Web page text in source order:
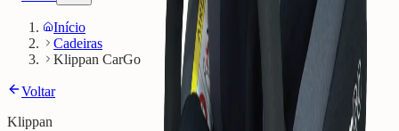
Início
Cadeiras
Klippan CarGo
Voltar
Klippan